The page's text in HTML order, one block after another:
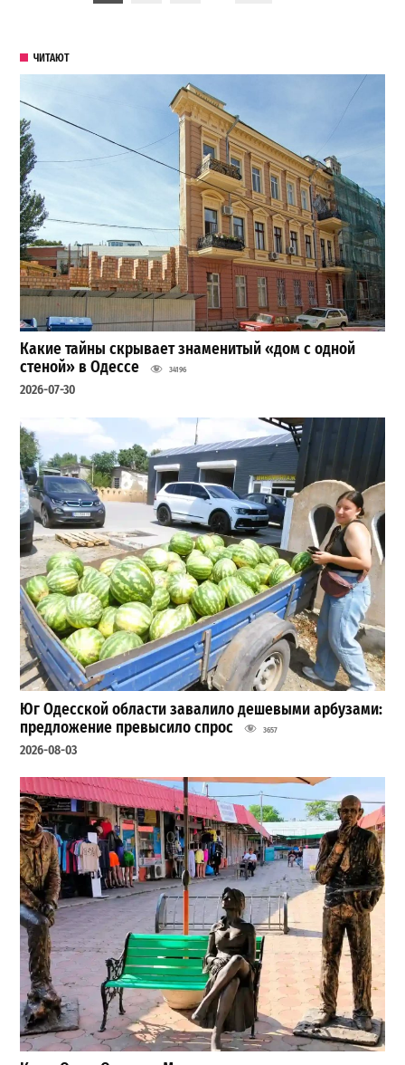
ЧИТАЮТ
Какие тайны скрывает знаменитый «дом с одной
стеной» в Одессе
34196
2026-07-30
Юг Одесской области завалило дешевыми арбузами:
предложение превысило спрос
3657
2026-08-03